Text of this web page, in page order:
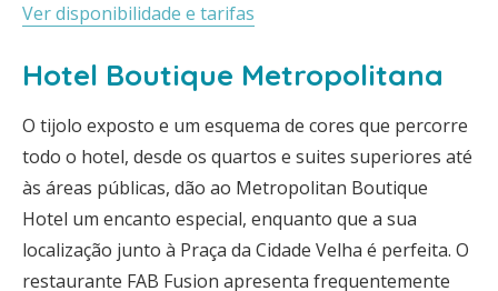
Ver disponibilidade e tarifas
Hotel Boutique Metropolitana
O tijolo exposto e um esquema de cores que percorre
todo o hotel, desde os quartos e suites superiores até
às áreas públicas, dão ao Metropolitan Boutique
Hotel um encanto especial, enquanto que a sua
localização junto à Praça da Cidade Velha é perfeita. O
restaurante FAB Fusion apresenta frequentemente